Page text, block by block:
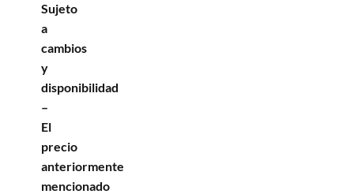
Sujeto
a
cambios
y
disponibilidad
–
El
precio
anteriormente
mencionado